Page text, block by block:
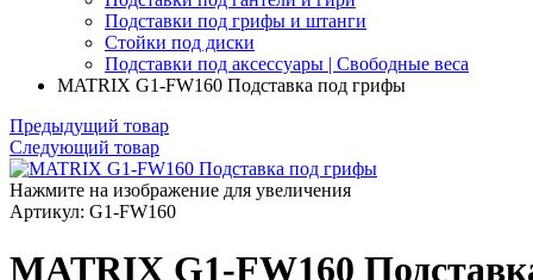
Подставки под грифы и штанги
Стойки под диски
Подставки под аксессуары | Свободные веса
MATRIX G1-FW160 Подставка под грифы
Предыдущий товар
Следующий товар
Нажмите на изображение для увеличения
Артикул: G1-FW160
MATRIX G1-FW160